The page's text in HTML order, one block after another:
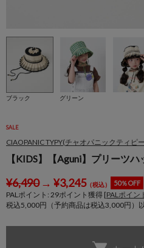
ブラック グリーン
SALE
CIAOPANIC TYPY(チャオパニックティピ
【KIDS】【Aguni】プリーツ
¥6,490→ ¥3,245（税込） 50％OFF
PALポイント: 29ポイント獲得 [PALポイン
税込5,000円（予約商品は税込3,000円）